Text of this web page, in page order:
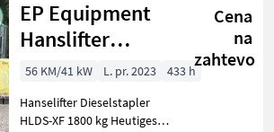
skladišča /
Vilicar
EP Equipment
Hanslifter
Gabestapler
1800 kg Nutzlast
3700mm H
Cena
na
zahtevo
56 KM/41 kW L. pr. 2023
433 h
Hanselifter Dieselstapler
HLDS-XF 1800 kg Heutiges